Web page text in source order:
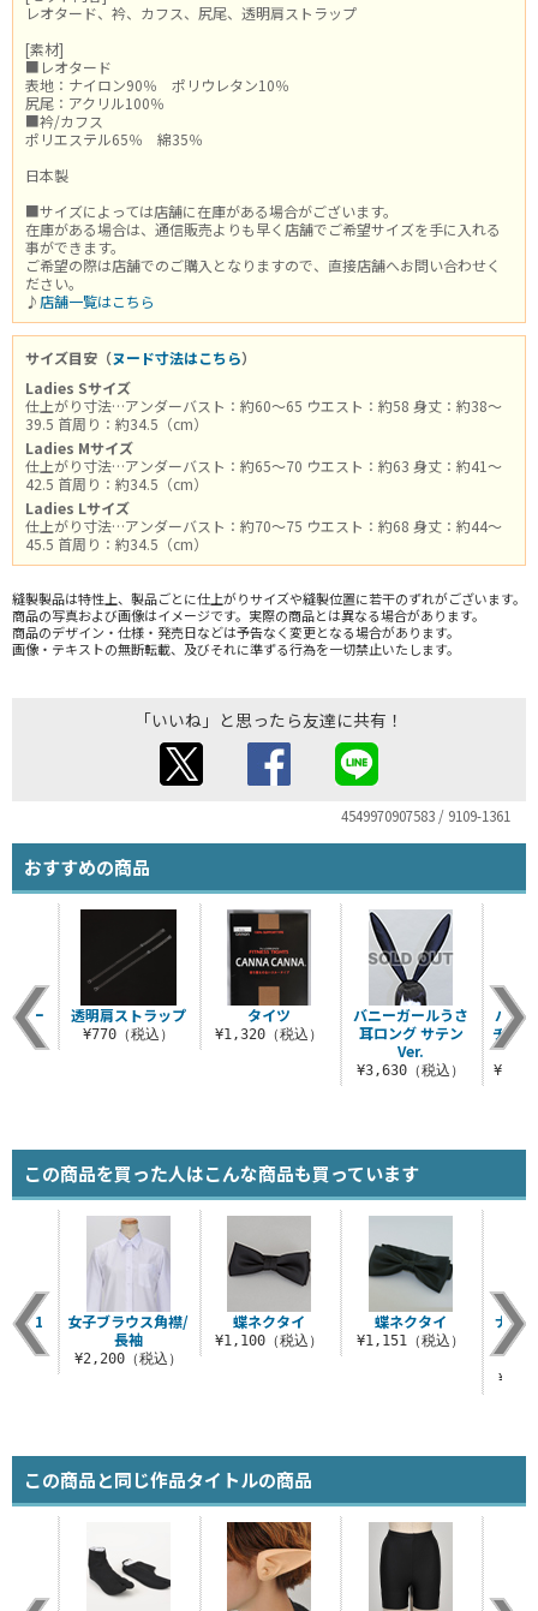
レオタード、衿、カフス、尻尾、透明肩ストラップ
[素材]
■レオタード
表地：ナイロン90％ ポリウレタン10％
尻尾：アクリル100％
■衿/カフス
ポリエステル65％ 綿35％
日本製
■サイズによっては店舗に在庫がある場合がございます。
在庫がある場合は、通信販売よりも早く店舗でご希望サイズを手に入れる
事ができます。
ご希望の際は店舗でのご購入となりますので、直接店舗へお問い合わせく
ださい。
♪ 店舗一覧はこちら
サイズ目安（ヌード寸法はこちら）
Ladies Sサイズ
仕上がり寸法…アンダーバスト：約60～65 ウエスト：約58 身丈：約38～
39.5 首周り：約34.5（cm）
Ladies Mサイズ
仕上がり寸法…アンダーバスト：約65～70 ウエスト：約63 身丈：約41～
42.5 首周り：約34.5（cm）
Ladies Lサイズ
仕上がり寸法…アンダーバスト：約70～75 ウエスト：約68 身丈：約44～
45.5 首周り：約34.5（cm）
縫製製品は特性上、製品ごとに仕上がりサイズや縫製位置に若干のずれがございます。
商品の写真および画像はイメージです。実際の商品とは異なる場合があります。
商品のデザイン・仕様・発売日などは予告なく変更となる場合があります。
画像・テキストの無断転載、及びそれに準ずる行為を一切禁止いたします。
「いいね」と思ったら友達に共有！
4549970907583 / 9109-1361
おすすめの商品
タイツ
¥1,320（税込）
バニーガールうさ
耳ロング サテン
Ver.
¥3,630（税込）
バニ
チュ
フー
込）
透明肩ストラップ
¥770（税込）
この商品を買った人はこんな商品も買っています
蝶ネクタイ
¥1,100（税込）
蝶ネクタイ
¥1,151（税込）
ナイ
イ
イプ1
込）
女子ブラウス角襟/
長袖
¥2,200（税込）
この商品と同じ作品タイトルの商品